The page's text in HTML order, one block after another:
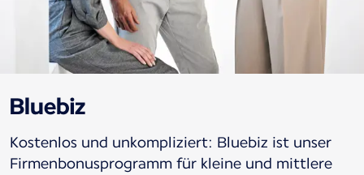
Bluebiz
Kostenlos und unkompliziert: Bluebiz ist unser
Firmenbonusprogramm für kleine und mittlere